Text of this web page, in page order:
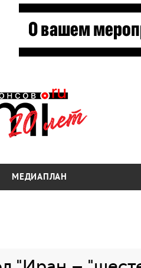
МЕДИАПЛАН